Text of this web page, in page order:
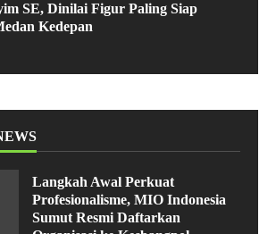
SE, Dinilai Figur Paling Siap
Kedepan
Langkah Awal Perkuat
Profesionalisme, MIO Indonesia
Sumut Resmi Daftarkan